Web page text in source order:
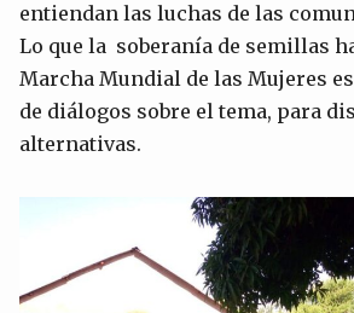
entiendan las luchas de las
Lo que la soberanía de semillas
Marcha Mundial de las Mujeres
de diálogos sobre el tema, para
alternativas.